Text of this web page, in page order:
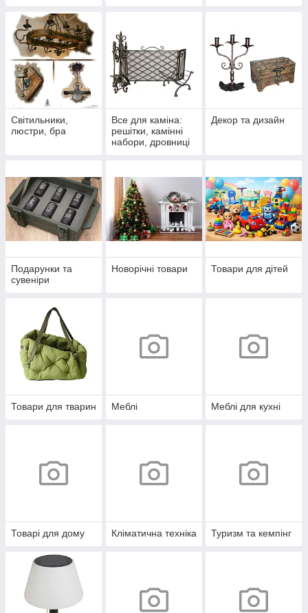
Світильники,
люстри, бра
Все для каміна:
решітки, камінні
набори, дровниці
Декор та дизайн
Подарунки та
сувеніри
Новорічні товари Товари для дітей
Товари для тварин Меблі Меблі для кухні
Товарі для дому Кліматична техніка Туризм та кемпінг